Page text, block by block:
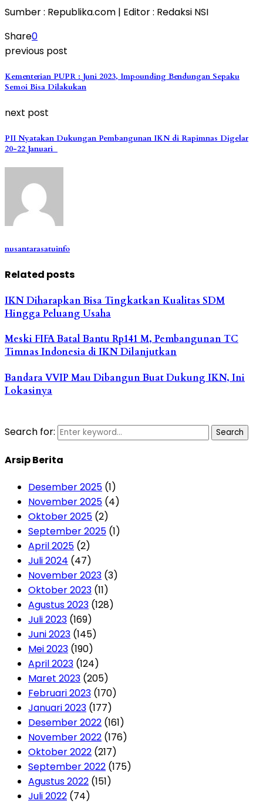
Sumber : Republika.com | Editor : Redaksi NSI
Share0
previous post
Kementerian PUPR : Juni 2023, Impounding Bendungan Sepaku
Semoi Bisa Dilakukan
next post
PII Nyatakan Dukungan Pembangunan IKN di Rapimnas Digelar
20-22 Januari
nusantarasatuinfo
Related posts
IKN Diharapkan Bisa Tingkatkan Kualitas SDM
Hingga Peluang Usaha
Meski FIFA Batal Bantu Rp141 M, Pembangunan TC
Timnas Indonesia di IKN Dilanjutkan
Bandara VVIP Mau Dibangun Buat Dukung IKN, Ini
Lokasinya
Search for: Search
Arsip Berita
Desember 2025 (1)
November 2025 (4)
Oktober 2025 (2)
September 2025 (1)
April 2025 (2)
Juli 2024 (47)
November 2023 (3)
Oktober 2023 (11)
Agustus 2023 (128)
Juli 2023 (169)
Juni 2023 (145)
Mei 2023 (190)
April 2023 (124)
Maret 2023 (205)
Februari 2023 (170)
Januari 2023 (177)
Desember 2022 (161)
November 2022 (176)
Oktober 2022 (217)
September 2022 (175)
Agustus 2022 (151)
Juli 2022 (74)